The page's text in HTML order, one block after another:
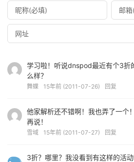
学习啦！听说dnspod最近有个3折
么样？
舞蝶 15年前 (2011-07-26) 回复
他家解析还不错啊！我也弄了一个
再说！
雪域 15年前 (2011-07-27) 回复
3折？哪里？我没看到有这样的活